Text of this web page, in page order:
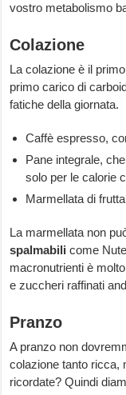
vostro metabolismo
Colazione
La colazione è il
primo carico di
fatiche della giornata.
Caffè espresso,
Pane integrale,
solo per le calorie
Marmellata di
La marmellata non
spalmabilicome
macronutrienti è
e zuccheri raffinati
Pranzo
A pranzo non
colazione tanto ricca,
ricordate? Quindi